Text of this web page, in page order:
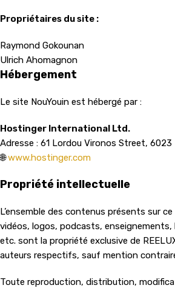
Propriétaires du site :
Raymond Gokounan
Ulrich Ahomagnon
Hébergement
Le site NouYouin est hébergé par :
Hostinger International Ltd.
Adresse : 61 Lordou Vironos Street, 6023
🌐www.hostinger.com
Propriété intellectuelle
L’ensemble des contenus présents sur
vidéos, logos, podcasts, enseignements,
etc. sont la propriété exclusive de
auteurs respectifs, sauf mention
Toute reproduction, distribution,